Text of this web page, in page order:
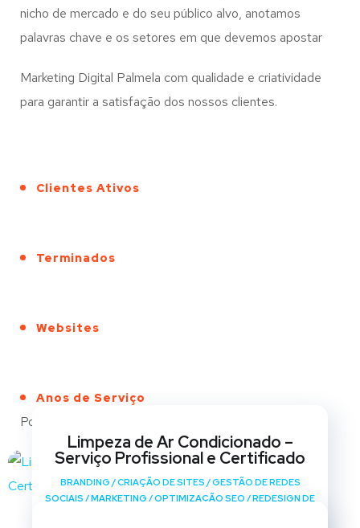
nicho de mercado e do seu público alvo, anotamos
palavras chave e os setores em que devemos apostar
Marketing Digital Palmela com qualidade e criatividade
para garantir a satisfação dos nossos clientes.
Clientes Ativos
Terminados
Websites
Anos de Serviço
Portfólio
Limpeza de Ar Condicionado –
Serviço Profissional e Certificado
BRANDING /CRIAÇÃO DE SITES /GESTÃO DE REDES
SOCIAIS /MARKETING /OPTIMIZAÇÃO SEO /REDESIGN DE